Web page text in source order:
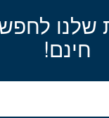
שלנו
חינם!